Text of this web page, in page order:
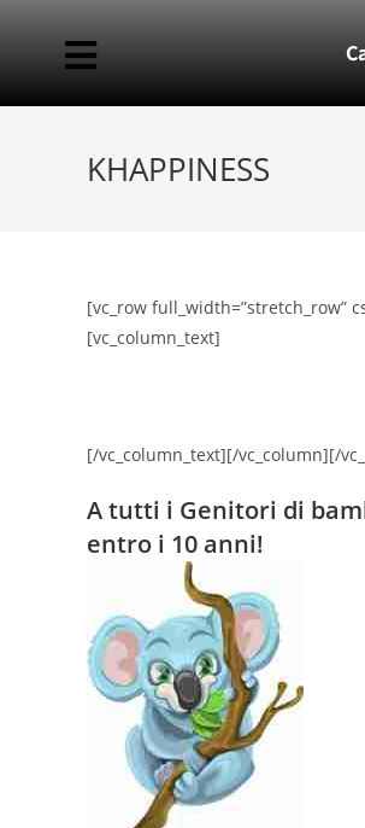
KHAPPINESS
[vc_row full_width=”stretch_row”
[vc_column_text]
[/vc_column_text][/vc_column][/
A tutti i Genitori di
entro i 10 anni!